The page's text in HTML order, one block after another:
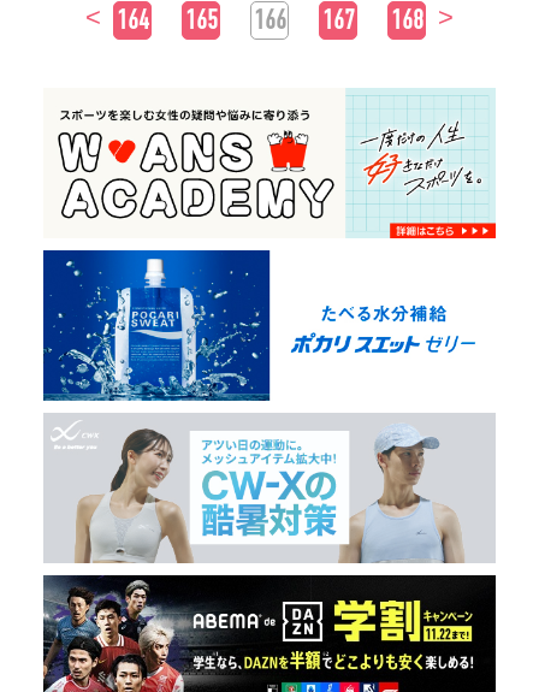
< 164 165 166 167 168 >